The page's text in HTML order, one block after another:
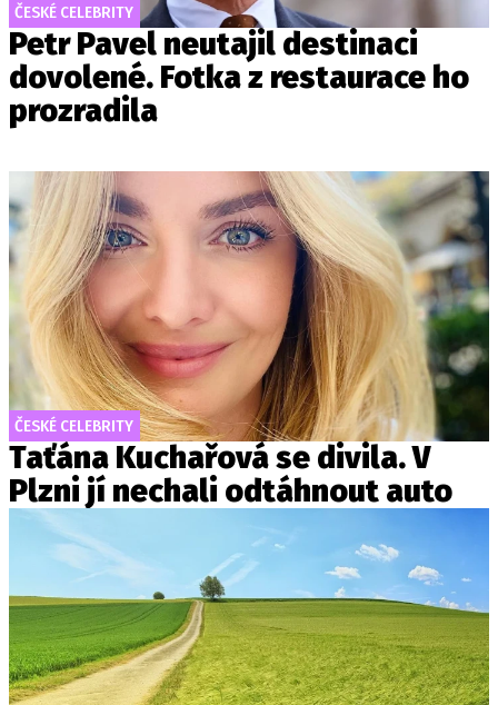
ČESKÉ CELEBRITY
Petr Pavel neutajil destinaci
dovolené. Fotka z restaurace ho
prozradila
ČESKÉ CELEBRITY
Taťána Kuchařová se divila. V
Plzni jí nechali odtáhnout auto